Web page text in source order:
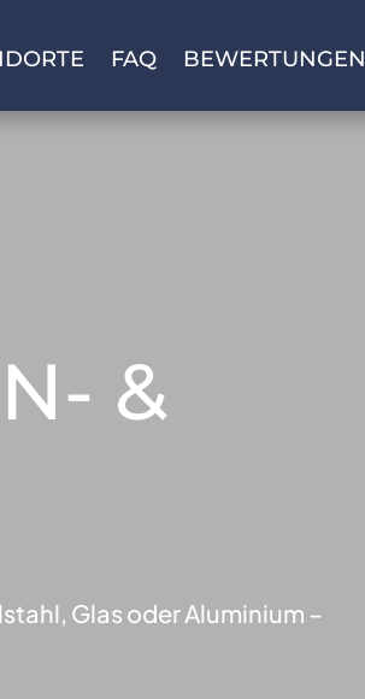
FAQ BEWERTUNGEN
&
Glas oder Aluminium –